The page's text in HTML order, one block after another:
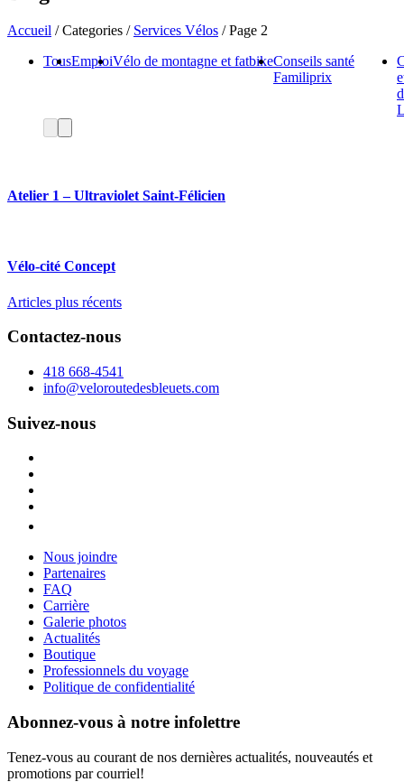
Accueil / Categories / Services Vélos / Page 2
TousEmploiVélo de montagne et fatbikeConseils santé
Familiprix
Atelier 1 – Ultraviolet Saint-Félicien
Vélo-cité Concept
Navigation
des
Articles plus récents
Contactez-nous
418 668-4541
info@veloroutedesbleuets.com
Suivez-nous
Nous joindre
Partenaires
FAQ
Carrière
Galerie photos
Actualités
Boutique
Professionnels du voyage
Politique de confidentialité
Abonnez-vous à notre infolettre
Tenez-vous au courant de nos dernières actualités, nouveautés et
promotions par courriel!